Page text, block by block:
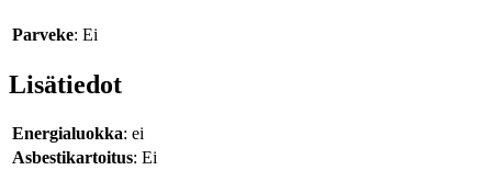
Parveke: Ei
Lisätiedot
Energialuokka: ei
Asbestikartoitus: Ei